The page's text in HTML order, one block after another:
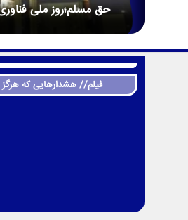
حق مسلم؛روز ملی
فیلم// هشدارهایی که